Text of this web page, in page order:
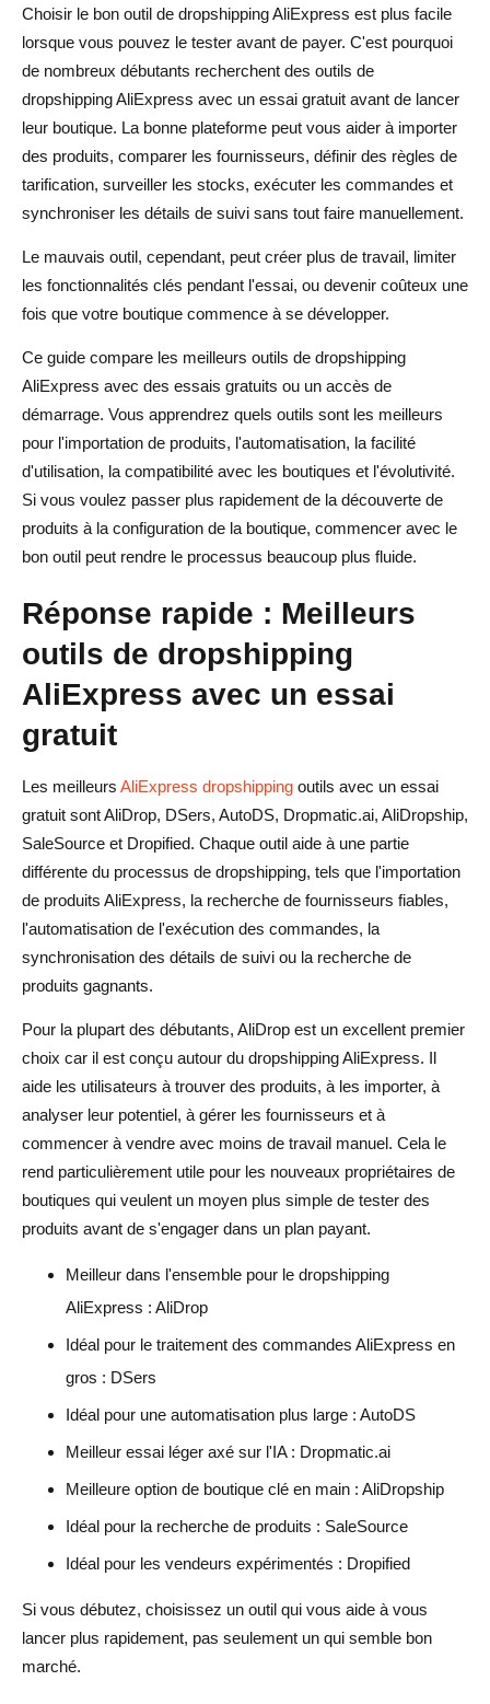
7. Dropified
Comparaison des outils de dropshipping AliExpress
Essai gratuit vs Plan gratuit vs Outil payant : Quelle est la
différence ?
Essai gratuit
Essai à faible coût
Commencez par le stade de votre boutique
Vérifiez ce que l'essai inclut réellement
Adaptez l'outil à votre plateforme
Priorisez la fiabilité des fournisseurs et de l'exécution des
Évitez de choisir uniquement en fonction du prix
Pourquoi AliDrop est un excellent choix pour le
dropshipping AliExpress ?
Erreurs courantes à éviter lors du choix d'un outil de
Choisir un outil sans vérifier les limites de l'essai
Utiliser trop d'outils à la fois
Se concentrer uniquement sur les produits gagnants
Oublier les coûts à long terme
Conclusion
FAQ sur les outils de dropshipping AliExpress avec essai
gratuit
Quel est le meilleur outil de dropshipping AliExpress
avec un essai gratuit ?
Existe-t-il des outils de dropshipping AliExpress gratuits ?
Un essai gratuit est-il suffisant pour démarrer le
dropshipping AliExpress ?
Quelles fonctionnalités devrais-je tester lors d'un essai
gratuit d'un outil de dropshipping ?
Quel outil de dropshipping AliExpress est le meilleur pour
les débutants ?
Puis-je utiliser les outils de dropshipping AliExpress avec
Shopify ?
Quelle est la différence entre AliDrop et DSers ?
Les outils de dropshipping AliExpress automatisent-ils
les commandes ?
Choisir le bon outil de dropshipping AliExpress est plus facile
lorsque vous pouvez le tester avant de payer. C'est pourquoi
de nombreux débutants recherchent des outils de
dropshipping AliExpress avec un essai gratuit avant de lancer
leur boutique. La bonne plateforme peut vous aider à importer
des produits, comparer les fournisseurs, définir des règles de
tarification, surveiller les stocks, exécuter les commandes et
synchroniser les détails de suivi sans tout faire manuellement.
Le mauvais outil, cependant, peut créer plus de travail, limiter
les fonctionnalités clés pendant l'essai, ou devenir coûteux une
fois que votre boutique commence à se développer.
Ce guide compare les meilleurs outils de dropshipping
AliExpress avec des essais gratuits ou un accès de
démarrage. Vous apprendrez quels outils sont les meilleurs
pour l'importation de produits, l'automatisation, la facilité
d'utilisation, la compatibilité avec les boutiques et l'évolutivité.
Si vous voulez passer plus rapidement de la découverte de
produits à la configuration de la boutique, commencer avec le
bon outil peut rendre le processus beaucoup plus fluide.
Réponse rapide : Meilleurs
outils de dropshipping
AliExpress avec un essai
gratuit
Les meilleurs AliExpress dropshipping outils avec un essai
gratuit sont AliDrop, DSers, AutoDS, Dropmatic.ai, AliDropship,
SaleSource et Dropified. Chaque outil aide à une partie
différente du processus de dropshipping, tels que l'importation
de produits AliExpress, la recherche de fournisseurs fiables,
l'automatisation de l'exécution des commandes, la
synchronisation des détails de suivi ou la recherche de
produits gagnants.
Pour la plupart des débutants, AliDrop est un excellent premier
choix car il est conçu autour du dropshipping AliExpress. Il
aide les utilisateurs à trouver des produits, à les importer, à
analyser leur potentiel, à gérer les fournisseurs et à
commencer à vendre avec moins de travail manuel. Cela le
rend particulièrement utile pour les nouveaux propriétaires de
boutiques qui veulent un moyen plus simple de tester des
produits avant de s'engager dans un plan payant.
Meilleur dans l'ensemble pour le dropshipping
AliExpress : AliDrop
Idéal pour le traitement des commandes AliExpress en
gros : DSers
Idéal pour une automatisation plus large : AutoDS
Meilleur essai léger axé sur l'IA : Dropmatic.ai
Meilleure option de boutique clé en main : AliDropship
Idéal pour la recherche de produits : SaleSource
Idéal pour les vendeurs expérimentés : Dropified
Si vous débutez, choisissez un outil qui vous aide à vous
lancer plus rapidement, pas seulement un qui semble bon
marché.